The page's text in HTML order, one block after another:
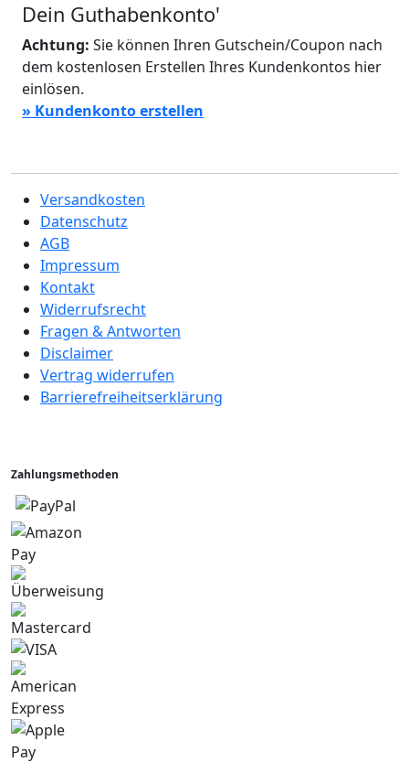
Dein Guthabenkonto'
Achtung: Sie können Ihren Gutschein/Coupon nach
dem kostenlosen Erstellen Ihres Kundenkontos hier
einlösen.
» Kundenkonto erstellen
Versandkosten
Datenschutz
AGB
Impressum
Kontakt
Widerrufsrecht
Fragen & Antworten
Disclaimer
Vertrag widerrufen
Barrierefreiheitserklärung
Zahlungsmethoden